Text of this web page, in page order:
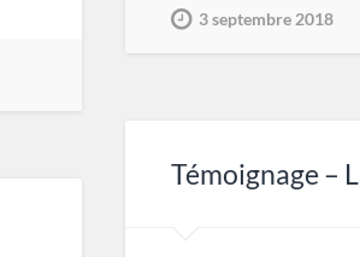
3 septembre 2018
Témoignage – L